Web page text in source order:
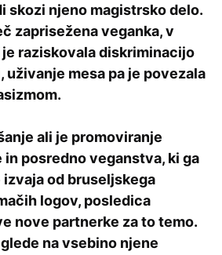
skozi njeno magistrsko delo.
zaprisežena veganka, v
raziskovala diskriminacijo
uživanje mesa pa je povezala
ali je promoviranje
in posredno veganstva, ki ga
od bruseljskega
logov, posledica
nove partnerke za to temo.
na vsebino njene